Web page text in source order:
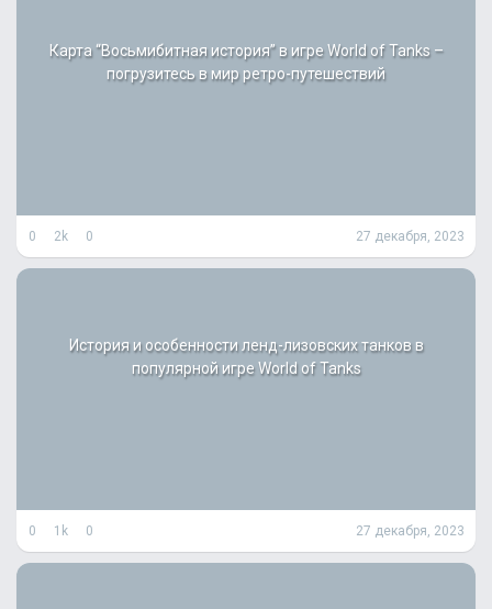
Карта “Восьмибитная история” в игре World of Tanks –
погрузитесь в мир ретро-путешествий
0 2k 0 27 декабря, 2023
История и особенности ленд-лизовских танков в
популярной игре World of Tanks
0 1k 0 27 декабря, 2023